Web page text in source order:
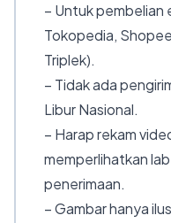
– Untuk pembelian
Tokopedia,
Triplek).
– Tidak ada
Libur Nasional.
– Harap rekam
memperlihatkan
penerimaan.
– Gambar hanya